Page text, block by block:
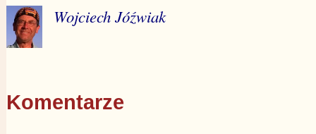
Wojciech Jóźwiak
Komentarze